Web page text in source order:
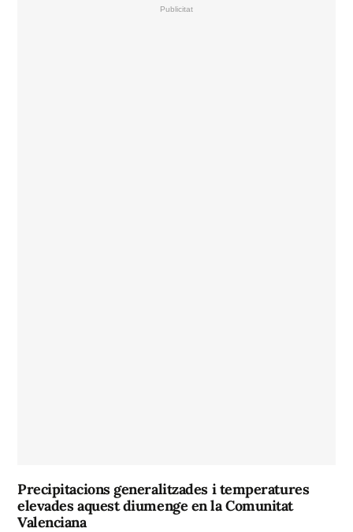
Precipitacions generalitzades i temperatures
elevades aquest diumenge en la Comunitat
Valenciana